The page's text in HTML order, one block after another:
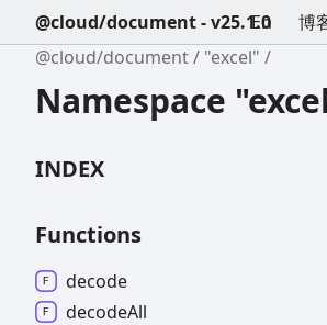
En 博
@cloud/document - v25.1.0
@cloud/document
"excel"
Namespace
INDEX
Functions
decode
decodeAll